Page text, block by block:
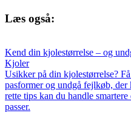
Læs også:
Kend din kjolestørrelse – og
Kjoler
Usikker på din kjolestørrelse?
pasformer og undgå fejlkøb,
rette tips kan du handle
passer.